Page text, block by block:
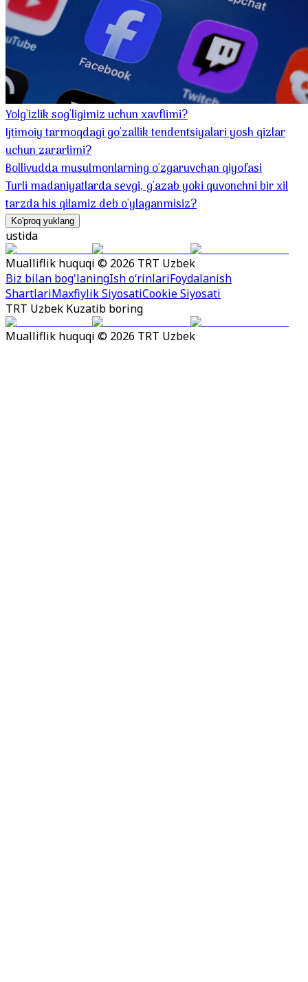
Yolg'izlik sog'ligimiz uchun xavflimi?
Ijtimoiy tarmoqdagi go'zallik tendentsiyalari yosh qizlar
uchun zararlimi?
Bollivudda musulmonlarning o'zgaruvchan qiyofasi
Turli madaniyatlarda sevgi, g'azab yoki quvonchni bir xil
tarzda his qilamiz deb o'ylaganmisiz?
Ko'proq yuklang
ustida
Mualliflik huquqi © 2026 TRT Uzbek
Biz bilan bog'laningIsh o‘rinlariFoydalanish
ShartlariMaxfiylik SiyosatiCookie Siyosati
TRT Uzbek Kuzatib boring
Mualliflik huquqi © 2026 TRT Uzbek